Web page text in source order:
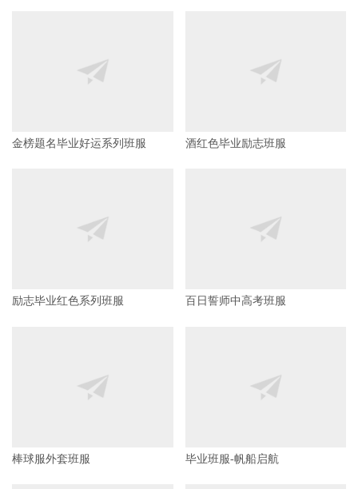
金榜题名毕业好运系列班服 酒红色毕业励志班服
励志毕业红色系列班服 百日誓师中高考班服
棒球服外套班服 毕业班服-帆船启航